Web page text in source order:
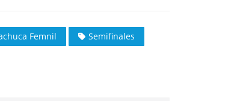
Femnil
Semifinales